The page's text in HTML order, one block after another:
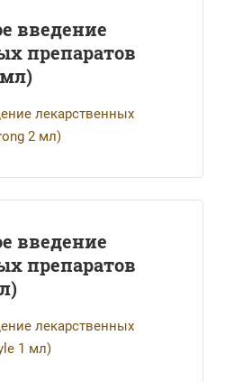
введение
препаратов
лекарственных
2 мл)
введение
препаратов
лекарственных
1 мл)